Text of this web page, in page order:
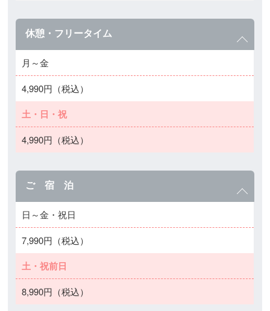
休憩・フリータイム
月～金
4,990円（税込）
土・日・祝
4,990円（税込）
ご 宿 泊
日～金・祝日
7,990円（税込）
土・祝前日
8,990円（税込）